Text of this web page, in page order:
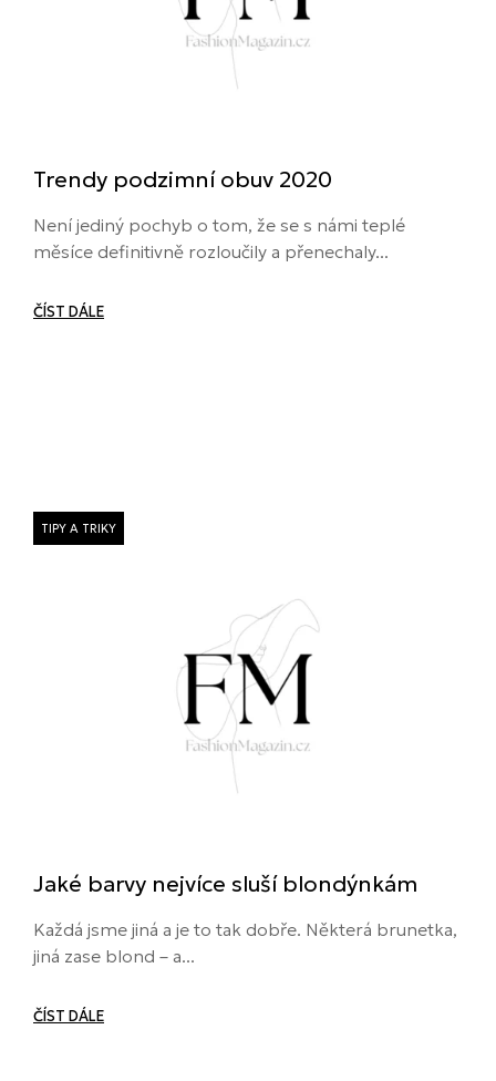
Trendy podzimní obuv 2020
Není jediný pochyb o tom, že se s námi teplé
měsíce definitivně rozloučily a přenechaly...
ČÍST DÁLE
TIPY A TRIKY
Jaké barvy nejvíce sluší blondýnkám
Každá jsme jiná a je to tak dobře. Některá brunetka,
jiná zase blond – a...
ČÍST DÁLE